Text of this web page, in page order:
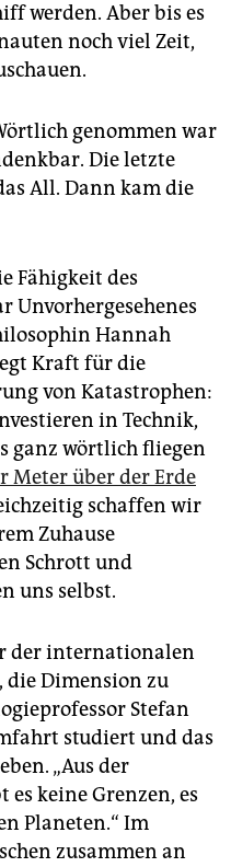
werden. Aber bis es
noch viel Zeit,
genommen war
Die letzte
All. Dann kam die
Fähigkeit des
Unvorhergesehenes
Hannah
Kraft für die
von Katastrophen:
in Technik,
ganz wörtlich fliegen
Meter über der Erde
schaffen wir
Zuhause
Schrott und
uns selbst.
der internationalen
die Dimension zu
Stefan
studiert und das
„Aus der
es keine Grenzen, es
Planeten.“ Im
zusammen an